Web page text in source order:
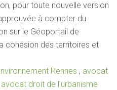
pour toute nouvelle version
à compter du
sur le Géoportail de
cohésion des territoires et
Rennes , avocat
avocat droit de l'urbanisme